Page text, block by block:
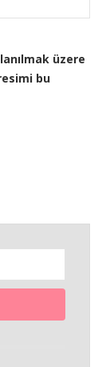
üzere
bu